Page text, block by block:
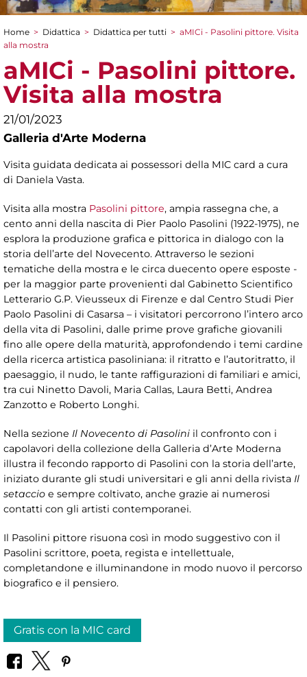
Tu sei qui
Home > Didattica > Didattica per tutti > aMICi - Pasolini pittore. Visita
alla mostra
aMICi - Pasolini pittore.
Visita alla mostra
21/01/2023
Galleria d'Arte Moderna
Visita guidata dedicata ai possessori della MIC card a cura
di Daniela Vasta.
Visita alla mostra Pasolini pittore, ampia rassegna che, a
cento anni della nascita di Pier Paolo Pasolini (1922-1975), ne
esplora la produzione grafica e pittorica in dialogo con la
storia dell’arte del Novecento. Attraverso le sezioni
tematiche della mostra e le circa duecento opere esposte -
per la maggior parte provenienti dal Gabinetto Scientifico
Letterario G.P. Vieusseux di Firenze e dal Centro Studi Pier
Paolo Pasolini di Casarsa – i visitatori percorrono l’intero arco
della vita di Pasolini, dalle prime prove grafiche giovanili
fino alle opere della maturità, approfondendo i temi cardine
della ricerca artistica pasoliniana: il ritratto e l’autoritratto, il
paesaggio, il nudo, le tante raffigurazioni di familiari e amici,
tra cui Ninetto Davoli, Maria Callas, Laura Betti, Andrea
Zanzotto e Roberto Longhi.
Nella sezione Il Novecento di Pasolini il confronto con i
capolavori della collezione della Galleria d’Arte Moderna
illustra il fecondo rapporto di Pasolini con la storia dell’arte,
iniziato durante gli studi universitari e gli anni della rivista Il
setaccio e sempre coltivato, anche grazie ai numerosi
contatti con gli artisti contemporanei.
Il Pasolini pittore risuona così in modo suggestivo con il
Pasolini scrittore, poeta, regista e intellettuale,
completandone e illuminandone in modo nuovo il percorso
biografico e il pensiero.
Gratis con la MIC card